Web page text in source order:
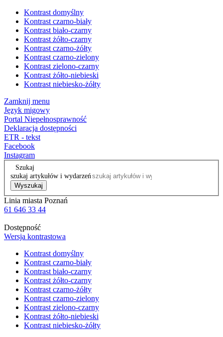
Kontrast domyślny
Kontrast czarno-biały
Kontrast biało-czarny
Kontrast żółto-czarny
Kontrast czarno-żółty
Kontrast czarno-zielony
Kontrast zielono-czarny
Kontrast żółto-niebieski
Kontrast niebiesko-żółty
Zamknij menu
Język migowy
Portal Niepełnosprawność
Deklaracja dostępności
ETR - tekst
Facebook
Instagram
Szukaj
szukaj artykułów i wydarzeń
Wyszukaj
Linia miasta Poznań
61 646 33 44
Dostępność
Wersja kontrastowa
Kontrast domyślny
Kontrast czarno-biały
Kontrast biało-czarny
Kontrast żółto-czarny
Kontrast czarno-żółty
Kontrast czarno-zielony
Kontrast zielono-czarny
Kontrast żółto-niebieski
Kontrast niebiesko-żółty